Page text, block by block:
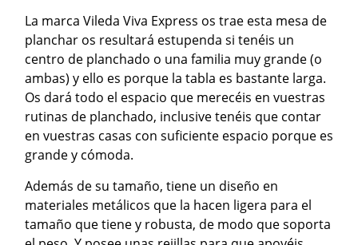
La marca Vileda Viva Express os trae esta mesa de
planchar os resultará estupenda si tenéis un
centro de planchado o una familia muy grande (o
ambas) y ello es porque la tabla es bastante larga.
Os dará todo el espacio que merecéis en vuestras
rutinas de planchado, inclusive tenéis que contar
en vuestras casas con suficiente espacio porque es
grande y cómoda.
Además de su tamaño, tiene un diseño en
materiales metálicos que la hacen ligera para el
tamaño que tiene y robusta, de modo que soporta